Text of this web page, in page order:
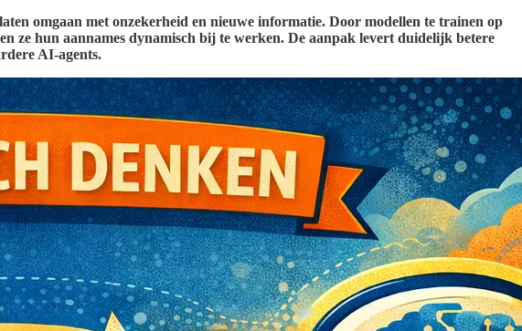
omgaan met onzekerheid en nieuwe informatie. Door modellen te trainen op
ze hun aannames dynamisch bij te werken. De aanpak levert duidelijk betere
AI-agents.